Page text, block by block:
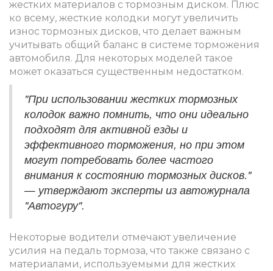
жестких материалов с тормозным диском. Плюс
ко всему, жесткие колодки могут увеличить
износ тормозных дисков, что делает важным
учитывать общий баланс в системе торможения
автомобиля. Для некоторых моделей такое
может оказаться существенным недостатком.
"При использовании жестких тормозных
колодок важно помнить, что они идеально
подходят для активной езды и
эффективного торможения, но при этом
могут потребовать более частого
внимания к состоянию тормозных дисков."
— утверждают эксперты из автожурнала
"Автогуру".
Некоторые водители отмечают увеличение
усилия на педаль тормоза, что также связано с
материалами, используемыми для жестких